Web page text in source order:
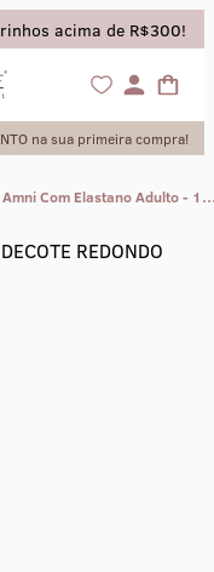
acima de R$300!
na sua primeira compra!
Baby Look Amni Com